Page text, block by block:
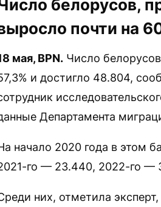
белорусов,
почти на
мая, BPN. Число
и достигло 48.804,
Департамента
начало 2020 года в этом
го — 23.440, 2022-го —
них, отметила